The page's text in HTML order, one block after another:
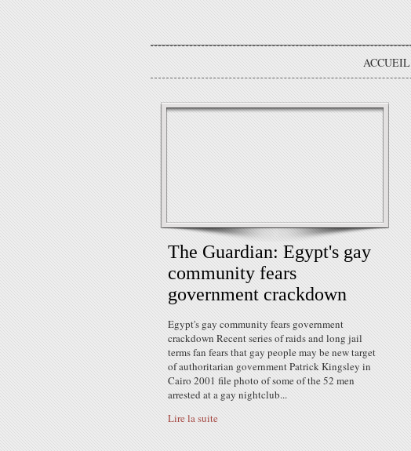
ACCUEIL
The Guardian: Egypt's gay
community fears
government crackdown
Egypt's gay community fears government
crackdown Recent series of raids and long jail
terms fan fears that gay people may be new target
of authoritarian government Patrick Kingsley in
Cairo 2001 file photo of some of the 52 men
arrested at a gay nightclub...
Lire la suite